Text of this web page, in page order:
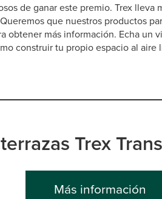
de ganar este premio. Trex
que nuestros productos
obtener más información. Echa un
construir tu propio espacio al aire
Trex
Más información